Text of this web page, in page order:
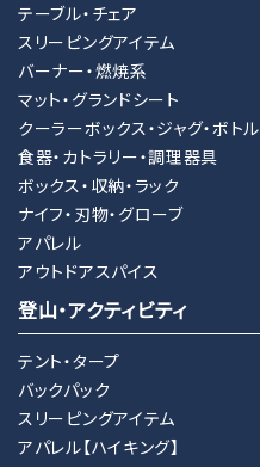
テーブル・チェア
スリーピングアイテム
バーナー・燃焼系
マット・グランドシート
クーラーボックス・ジャグ・ボトル
食器・カトラリー・調理器具
ボックス・収納・ラック
ナイフ・刃物・グローブ
アパレル
アウトドアスパイス
登山・アクティビティ
テント・タープ
バックパック
スリーピングアイテム
アパレル【ハイキング】